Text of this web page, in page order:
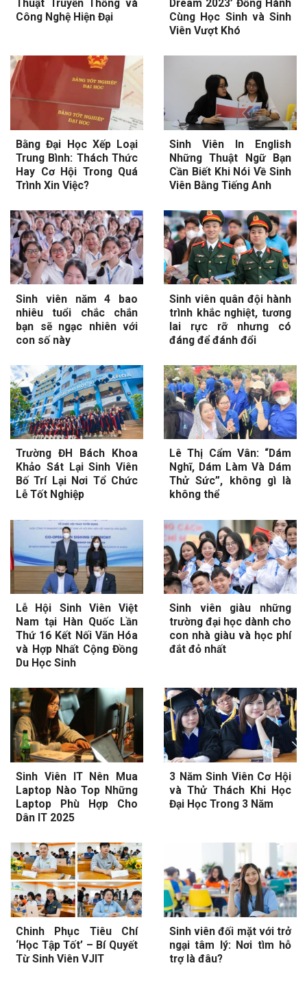
Thuật Truyền Thống và
Công Nghệ Hiện Đại
Dream 2023’ Đồng Hành
Cùng Học Sinh và Sinh
Viên Vượt Khó
Bằng Đại Học Xếp Loại
Trung Bình: Thách Thức
Hay Cơ Hội Trong Quá
Trình Xin Việc?
Sinh Viên In English
Những Thuật Ngữ Bạn
Cần Biết Khi Nói Về Sinh
Viên Bằng Tiếng Anh
Sinh viên năm 4 bao
nhiêu tuổi chắc chắn
bạn sẽ ngạc nhiên với
con số này
Sinh viên quân đội hành
trình khắc nghiệt, tương
lai rực rỡ nhưng có
đáng để đánh đổi
Trường ĐH Bách Khoa
Khảo Sát Lại Sinh Viên
Bố Trí Lại Nơi Tổ Chức
Lễ Tốt Nghiệp
Lê Thị Cẩm Vân: “Dám
Nghĩ, Dám Làm Và Dám
Thử Sức”, không gì là
không thể
Lễ Hội Sinh Viên Việt
Nam tại Hàn Quốc Lần
Thứ 16 Kết Nối Văn Hóa
và Hợp Nhất Cộng Đồng
Du Học Sinh
Sinh viên giàu những
trường đại học dành cho
con nhà giàu và học phí
đắt đỏ nhất
Sinh Viên IT Nên Mua
Laptop Nào Top Những
Laptop Phù Hợp Cho
Dân IT 2025
3 Năm Sinh Viên Cơ Hội
và Thử Thách Khi Học
Đại Học Trong 3 Năm
Chinh Phục Tiêu Chí
‘Học Tập Tốt’ – Bí Quyết
Từ Sinh Viên VJIT
Sinh viên đối mặt với trở
ngại tâm lý: Nơi tìm hỗ
trợ là đâu?